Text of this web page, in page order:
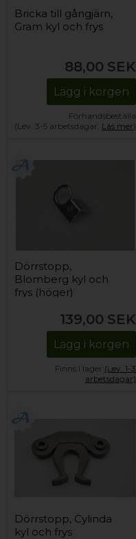
Bricka till gångjärn,
Gram kyl och frys
88,00 SEK
Lägg i korgen
Förhandsbeställa
(Lev. 3-5 arbetsdagar. Läs mer)
Dörrstopp,
Blomberg kyl och
frys (höger)
139,00 SEK
Lägg i korgen
Finns i lager (Lev. 1-3
arbetsdagar)
Dörrstopp, Cylinda
kyl och frys